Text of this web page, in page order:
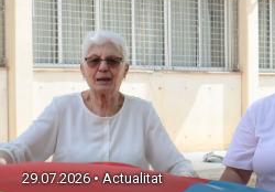
29.07.2026 • Actualitat